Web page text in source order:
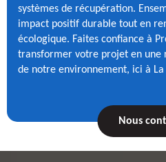
systèmes de récupération.
impact positif durable tout en
écologique. Faites confiance à
transformer votre projet en une
de notre environnement, ici à
Nous